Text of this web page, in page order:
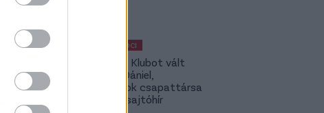
MAGYAR FOCI
Légiósok: Klubot vált
Gazdag Dániel,
világbajnok csapattársa
is lehet - sajtóhír